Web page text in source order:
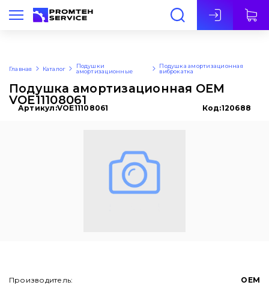
Рус
Главная Каталог
Подушки
амортизационные
Подушка амортизационная
виброкатка
Подушка амортизационная OEM
VOE11108061
Артикул:VOE11108061 Код:120688
Производитель:
OEM